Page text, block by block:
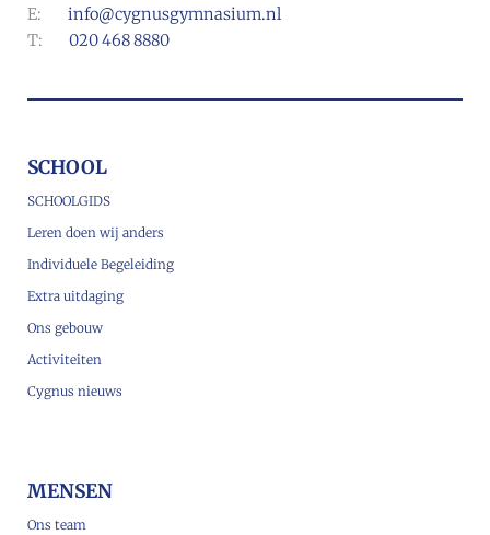
E: info@cygnusgymnasium.nl
T: 020 468 8880
SCHOOL
SCHOOLGIDS
Leren doen wij anders
Individuele Begeleiding
Extra uitdaging
Ons gebouw
Activiteiten
Cygnus nieuws
MENSEN
Ons team